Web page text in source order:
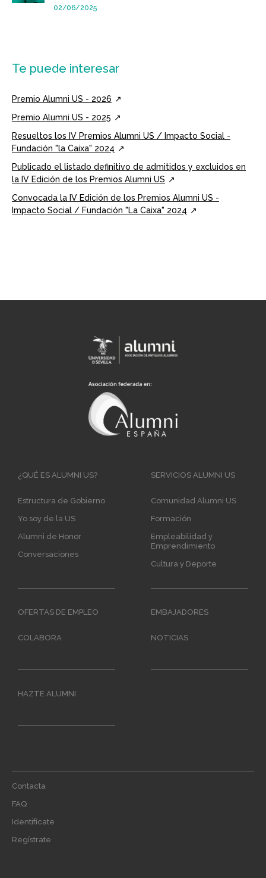
02/06/2025
Te puede interesar
Premio Alumni US - 2026
Premio Alumni US - 2025
Resueltos los IV Premios Alumni US / Impacto Social -
Fundación "la Caixa" 2024
Publicado el listado definitivo de admitidos y excluidos en
la IV Edición de los Premios Alumni US
Convocada la IV Edición de los Premios Alumni US -
Impacto Social / Fundación "La Caixa" 2024
Main
¿QUÉ ES ALUMNI US?
Estructura de Gobierno
Yo soy de la US
Alumni de Honor
Conversaciones
SERVICIOS ALUMNI US
Comunidad Alumni US
Formación
Empleabilidad y
Emprendimiento
Cultura y Deporte
OFERTAS DE EMPLEO EMBAJADORES
COLABORA NOTICIAS
HAZTE ALUMNI
Footer
menu
Contacta
FAQ
Identifícate
Regístrate